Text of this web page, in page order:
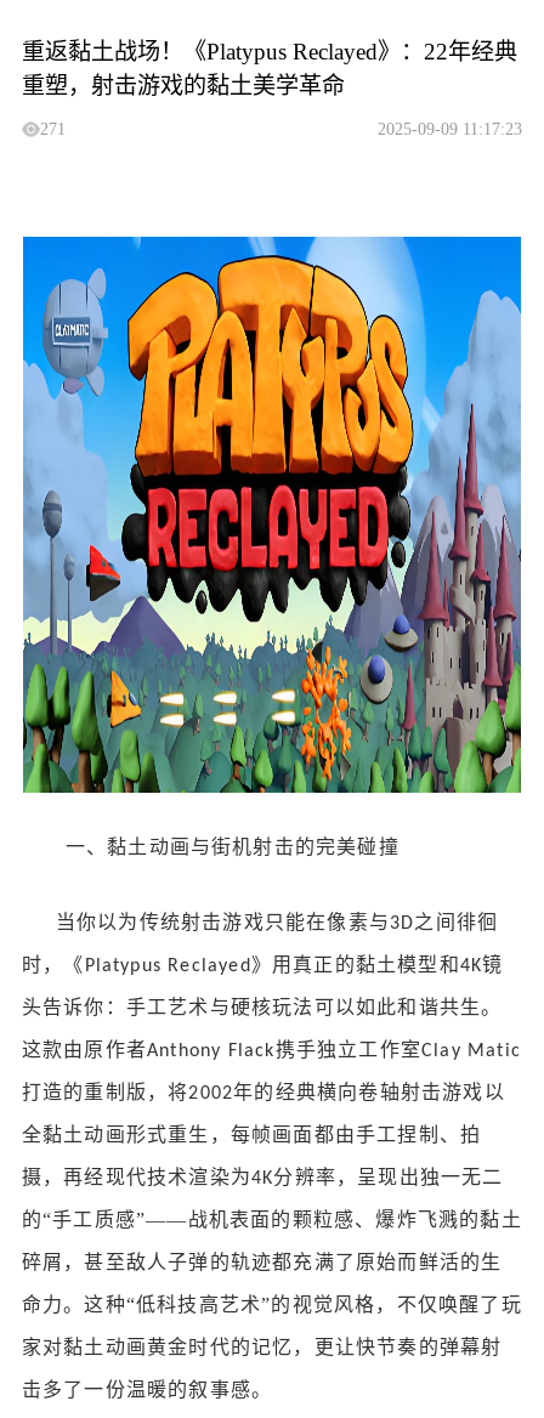
重返黏土战场！《Platypus Reclayed》：22年经典
重塑，射击游戏的黏土美学革命
271 2025-09-09 11:17:23
一、黏土动画与街机射击的完美碰撞
当你以为传统射击游戏只能在像素与3D之间徘徊
时，《 Platypus Reclayed》用真正的黏土模型和4K镜
头告诉你：手工艺术与硬核玩法可以如此和谐共生。
这款由原作者Anthony Flack携手独立工作室Clay Matic
打造的重制版，将2002年的经典横向卷轴射击游戏以
全黏土动画形式重生，每帧画面都由手工捏制、拍
摄，再经现代技术渲染为4K分辨率，呈现出独一无二
的“手工质感”——战机表面的颗粒感、爆炸飞溅的黏土
碎屑，甚至敌人子弹的轨迹都充满了原始而鲜活的生
命力。这种“低科技高艺术”的视觉风格，不仅唤醒了玩
家对黏土动画黄金时代的记忆，更让快节奏的弹幕射
击多了一份温暖的叙事感。